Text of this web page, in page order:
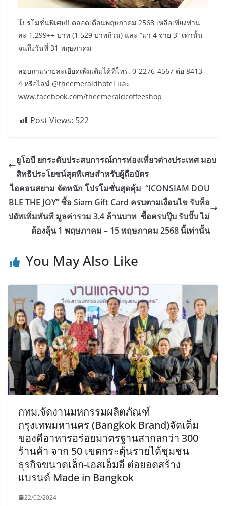
โปรโมชั่นพิเศษ!! ตลอดเดือนพฤษภาคม 2568 เหลือเพียงท่าน
ละ 1,299++ บาท (1,529 บาทถ้วน) และ “มา 4 จ่าย 3” เท่านั้น
จนถึงวันที่ 31 พฤษภาคม
สอบถามรายละเอียดเพิ่มเติมได้ที่โทร. 0-2276-4567 ต่อ 8413-
4 หรือไลน์ @theemeraldhotel และ
www.facebook.com/theemeraldcoffeeshop
Post Views: 522
ยูโอบี ยกระดับประสบการณ์การท่องเที่ยวต่างประเทศ มอบ
สิทธิประโยชน์สุดพิเศษสำหรับผู้ถือบัตร
ไอคอนสยาม จัดหนัก โปรโมชั่นสุดคุ้ม “ICONSIAM DOU
BLE THE JOY” ซื้อ Siam Gift Card ครบตามเงื่อนไข รับท็อ
ปอัพเพิ่มทันที มูลค่ารวม 3.4 ล้านบาท ซื้อครบปุ๊บ รับปั๊บ ไม่
ต้องลุ้น 1 พฤษภาคม – 15 พฤษภาคม 2568 นี้เท่านั้น
You May Also Like
กทม.จัดงานมหกรรมผลิตภัณฑ์
กรุงเทพมหานคร (Bangkok Brand)จัดเต็ม
ของดีอาหารอร่อยมาตรฐานสากลกว่า 300
ร้านค้า จาก 50 เขตกระตุ้นรายได้ชุมชน
ธุรกิจขนาดเล็ก-เอสเอ็มอี ต่อยอดสร้าง
แบรนด์ Made in Bangkok
22/02/2024